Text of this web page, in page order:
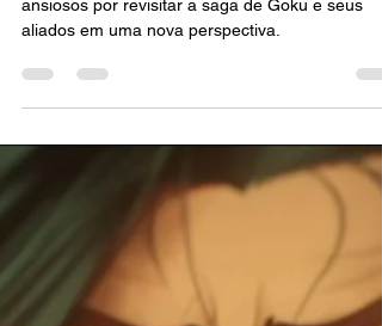
Dragon Ball Daima: Dublagem
confirmada e episódios
chegam aos cinemas
brasileiros
A exibição nos cinemas promete atrair fãs
ansiosos por revisitar a saga de Goku e seus
aliados em uma nova perspectiva.